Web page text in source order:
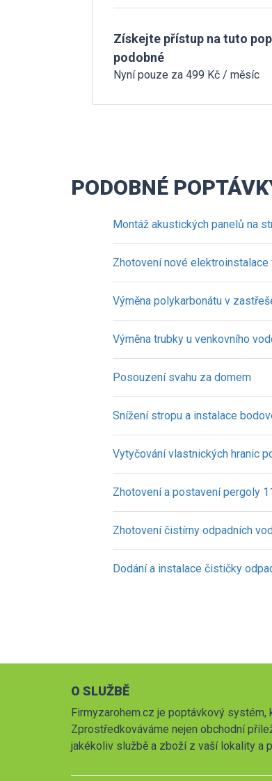
Získejte přístup na tuto
podobné
Nyní pouze za 499 Kč / měsíc
PODOBNÉ
Montáž akustických panelů na
Zhotovení nové
Výměna polykarbonátu v
Výměna trubky u venkovního
Posouzení svahu za domem
Snížení stropu a instalace
Vytyčování vlastnických hranic
Zhotovení a postavení pergoly
Zhotovení čistírny odpadních
Dodání a instalace čističky
O SLUŽBĚ
Firmyzarohem.cz je poptávkový
Zprostředkováváme nejen obchodní
jakékoliv službě a zboží z vaší lokality a